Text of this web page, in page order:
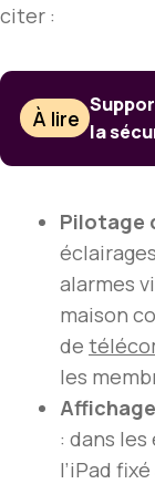
citer :
À lire la
Pilotage
alarmes
maison
de
les
: dans
l’iPad